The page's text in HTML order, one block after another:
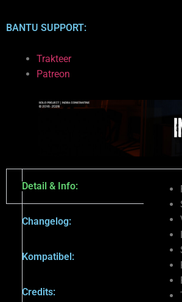
BANTU SUPPORT:
Trakteer
Patreon
Detail & Info:
Changelog:
Kompatibel:
Credits: